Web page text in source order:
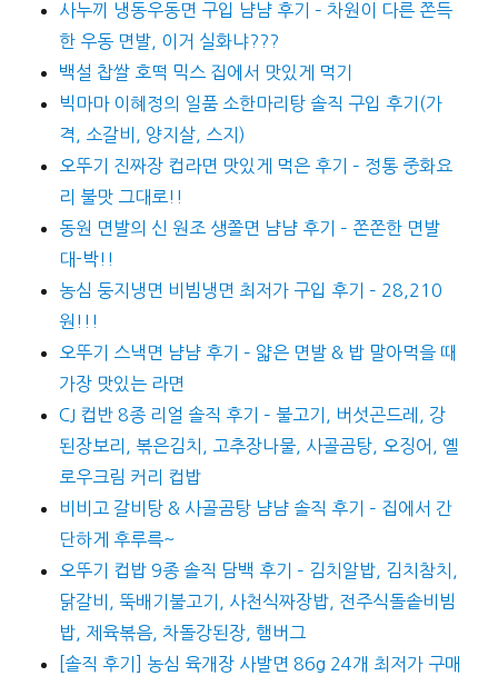
사누끼 냉동우동면 구입 냠냠 후기 – 차원이 다른 쫀득
한 우동 면발, 이거 실화냐???
백설 찹쌀 호떡 믹스 집에서 맛있게 먹기
빅마마 이혜정의 일품 소한마리탕 솔직 구입 후기(가
격, 소갈비, 양지살, 스지)
오뚜기 진짜장 컵라면 맛있게 먹은 후기 – 정통 중화요
리 불맛 그대로!!
동원 면발의 신 원조 생쫄면 냠냠 후기 – 쫀쫀한 면발
대-박!!
농심 둥지냉면 비빔냉면 최저가 구입 후기 – 28,210
원!!!
오뚜기 스낵면 냠냠 후기 – 얇은 면발 & 밥 말아먹을 때
가장 맛있는 라면
CJ 컵반 8종 리얼 솔직 후기 – 불고기, 버섯곤드레, 강
된장보리, 볶은김치, 고추장나물, 사골곰탕, 오징어, 옐
로우크림 커리 컵밥
비비고 갈비탕 & 사골곰탕 냠냠 솔직 후기 – 집에서 간
단하게 후루륵~
오뚜기 컵밥 9종 솔직 담백 후기 – 김치알밥, 김치참치,
닭갈비, 뚝배기불고기, 사천식짜장밥, 전주식돌솥비빔
밥, 제육볶음, 차돌강된장, 햄버그
[솔직 후기] 농심 육개장 사발면 86g 24개 최저가 구매